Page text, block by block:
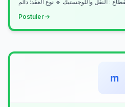
Postuler
m